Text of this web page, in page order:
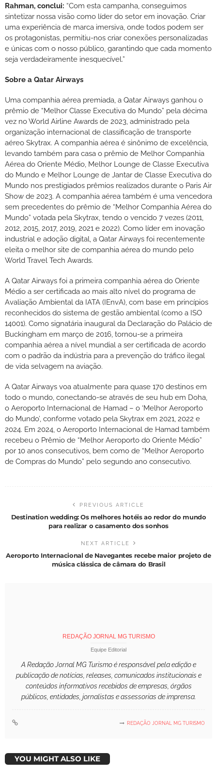
Rahman, conclui: “Com esta campanha, conseguimos
sintetizar nossa visão como líder do setor em inovação. Criar
uma experiência de marca imersiva, onde todos podem ser
os protagonistas, permitiu-nos criar conexões personalizadas
e únicas com o nosso público, garantindo que cada momento
seja verdadeiramente inesquecível.”
Sobre a Qatar Airways
Uma companhia aérea premiada, a Qatar Airways ganhou o
prêmio de “Melhor Classe Executiva do Mundo” pela décima
vez no World Airline Awards de 2023, administrado pela
organização internacional de classificação de transporte
aéreo Skytrax. A companhia aérea é sinônimo de excelência,
levando também para casa o prêmio de Melhor Companhia
Aérea do Oriente Médio, Melhor Lounge de Classe Executiva
do Mundo e Melhor Lounge de Jantar de Classe Executiva do
Mundo nos prestigiados prêmios realizados durante o Paris Air
Show de 2023. A companhia aérea também é uma vencedora
sem precedentes do prêmio de “Melhor Companhia Aérea do
Mundo” votada pela Skytrax, tendo o vencido 7 vezes (2011,
2012, 2015, 2017, 2019, 2021 e 2022). Como líder em inovação
industrial e adoção digital, a Qatar Airways foi recentemente
eleita o melhor site de companhia aérea do mundo pelo
World Travel Tech Awards.
A Qatar Airways foi a primeira companhia aérea do Oriente
Médio a ser certificada ao mais alto nível do programa de
Avaliação Ambiental da IATA (IEnvA), com base em princípios
reconhecidos do sistema de gestão ambiental (como a ISO
14001). Como signatária inaugural da Declaração do Palácio de
Buckingham em março de 2016, tornou-se a primeira
companhia aérea a nível mundial a ser certificada de acordo
com o padrão da indústria para a prevenção do tráfico ilegal
de vida selvagem na aviação.
A Qatar Airways voa atualmente para quase 170 destinos em
todo o mundo, conectando-se através de seu hub em Doha,
o Aeroporto Internacional de Hamad – o ‘Melhor Aeroporto
do Mundo’, conforme votado pela Skytrax em 2021, 2022 e
2024. Em 2024, o Aeroporto Internacional de Hamad também
recebeu o Prêmio de “Melhor Aeroporto do Oriente Médio”
por 10 anos consecutivos, bem como de “Melhor Aeroporto
de Compras do Mundo” pelo segundo ano consecutivo.
PREVIOUS ARTICLE
Destination wedding: Os melhores hotéis ao redor do mundo
para realizar o casamento dos sonhos
NEXT ARTICLE
Aeroporto Internacional de Navegantes recebe maior projeto de
música clássica de câmara do Brasil
REDAÇÃO JORNAL MG TURISMO
Equipe Editorial
A Redação Jornal MG Turismo é responsável pela edição e
publicação de notícias, releases, comunicados institucionais e
conteúdos informativos recebidos de empresas, órgãos
públicos, entidades, jornalistas e assessorias de imprensa.
REDAÇÃO JORNAL MG TURISMO
YOU MIGHT ALSO LIKE